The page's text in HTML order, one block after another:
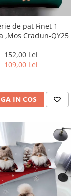
de pat Finet 1
,Mos Craciun-QY25
152,00 Lei
109,00 Lei
IN COS